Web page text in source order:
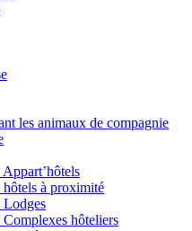
les animaux de compagnie
à proximité
Lodges
hôteliers